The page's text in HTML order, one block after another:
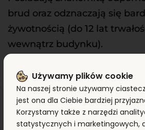
brud oraz odznaczają się
żywotnością (do 12 lat
wewnątrz budynku).
Pozwala to na całkowitą
pomieszczenia przy
przestoju. W wielu
całkowicie uniknąć
Używamy plików cookie
Na naszej stronie używamy
jest ona dla Ciebie bardziej
Korzystamy także z narzędzi
statystycznych i marketingowych,